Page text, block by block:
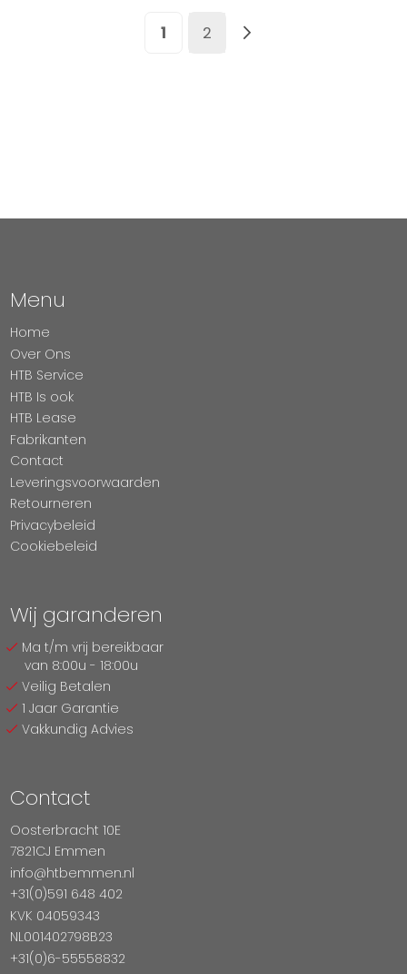
U lees momenteel pagina
1 Pagina
2
Menu
Home
Over Ons
HTB Service
HTB Is ook
HTB Lease
Fabrikanten
Contact
Leveringsvoorwaarden
Retourneren
Privacybeleid
Cookiebeleid
Wij garanderen
Ma t/m vrij bereikbaar
van 8:00u - 18:00u
Veilig Betalen
1 Jaar Garantie
Vakkundig Advies
Contact
Oosterbracht 10E
7821CJ Emmen
info@htbemmen.nl
+31(0)591 648 402
KVK 04059343
NL001402798B23
+31(0)6-55558832